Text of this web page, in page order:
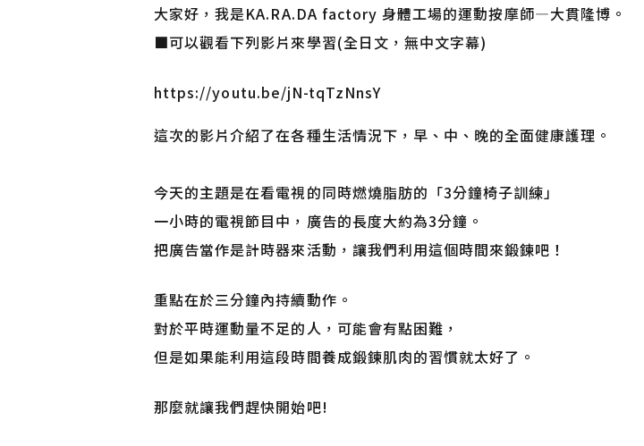
大家好，我是KA.RA.DA factory 身體工場的運動按摩師—大貫隆博。
■可以觀看下列影片來學習(全日文，無中文字幕)
https://youtu.be/jN-tqTzNnsY
這次的影片介紹了在各種生活情況下，早、中、晚的全面健康護理。
今天的主題是在看電視的同時燃燒脂肪的「3分鐘椅子訓練」
一小時的電視節目中，廣告的長度大約為3分鐘。
把廣告當作是計時器來活動，讓我們利用這個時間來鍛鍊吧！
重點在於三分鐘內持續動作。
對於平時運動量不足的人，可能會有點困難，
但是如果能利用這段時間養成鍛鍊肌肉的習慣就太好了。
那麼就讓我們趕快開始吧!